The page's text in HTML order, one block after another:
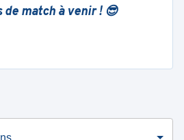
de match à venir ! 😎